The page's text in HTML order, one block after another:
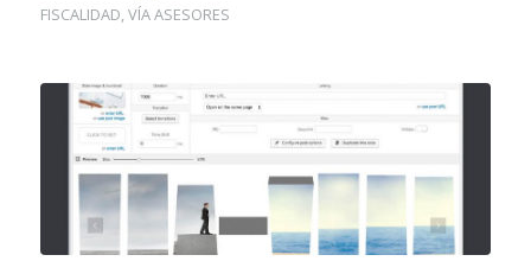
FISCALIDAD,VÍA ASESORES